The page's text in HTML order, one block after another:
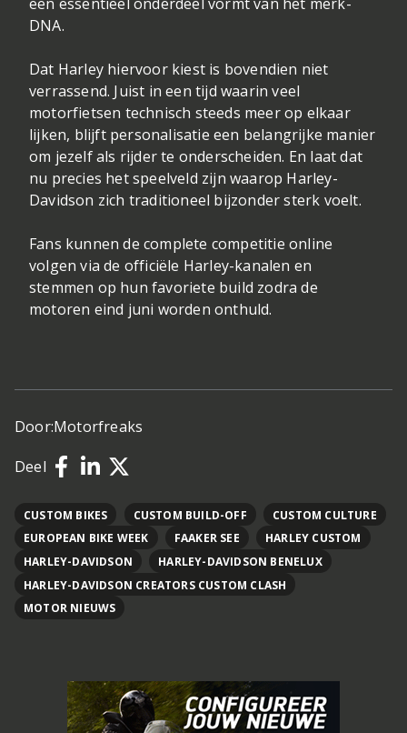
DNA.
Dat Harley hiervoor kiest is bovendien niet
verrassend. Juist in een tijd waarin veel
motorfietsen technisch steeds meer op elkaar
lijken, blijft personalisatie een belangrijke manier
om jezelf als rijder te onderscheiden. En laat dat
nu precies het speelveld zijn waarop Harley-
Davidson zich traditioneel bijzonder sterk voelt.
Fans kunnen de complete competitie online
volgen via de officiële Harley-kanalen en
stemmen op hun favoriete build zodra de
motoren eind juni worden onthuld.
Door:Motorfreaks
Deel
CUSTOM BIKES CUSTOM BUILD-OFF
CUSTOM CULTURE
EUROPEAN BIKE WEEK
FAAKER SEE
HARLEY CUSTOM
HARLEY-DAVIDSON
HARLEY-DAVIDSON BENELUX
HARLEY-DAVIDSON CREATORS CUSTOM CLASH
MOTOR NIEUWS